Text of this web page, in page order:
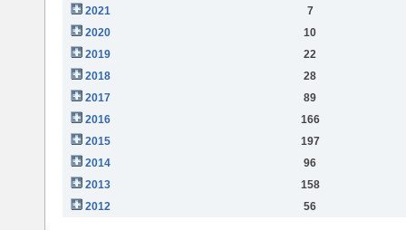
2021
7
2020
10
2019
22
2018
28
2017
89
2016
166
2015
197
2014
96
2013
158
2012
56